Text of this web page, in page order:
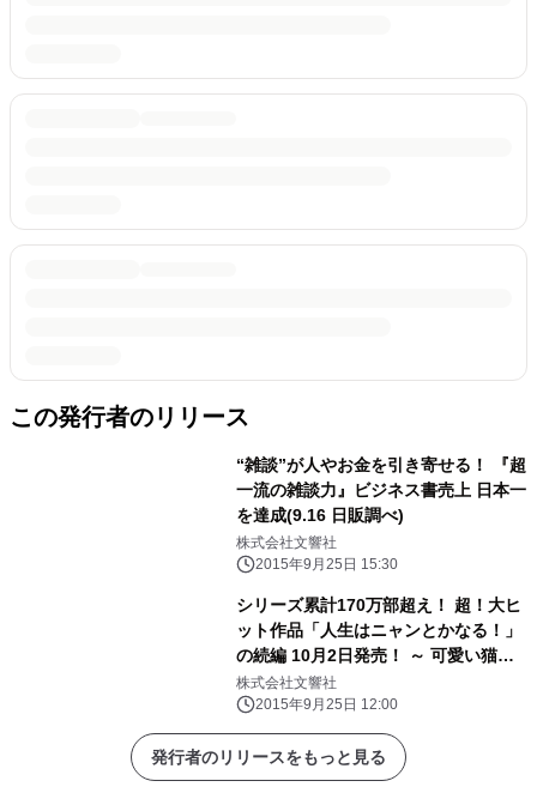
この発行者のリリース
“雑談”が人やお金を引き寄せる！ 『超
一流の雑談力』ビジネス書売上 日本一
を達成(9.16 日販調べ)
株式会社文響社
2015年9月25日 15:30
シリーズ累計170万部超え！ 超！大ヒ
ット作品「人生はニャンとかなる！」
の続編 10月2日発売！ ～ 可愛い猫の
写真と偉人の名言で幸福を招く ～
株式会社文響社
2015年9月25日 12:00
発行者のリリースをもっと見る